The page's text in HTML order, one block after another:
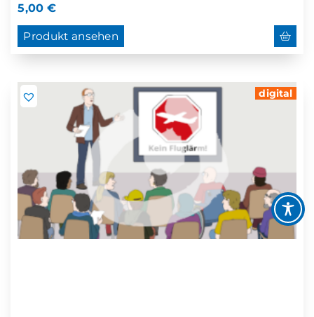
5,00€
Produkt ansehen
digital